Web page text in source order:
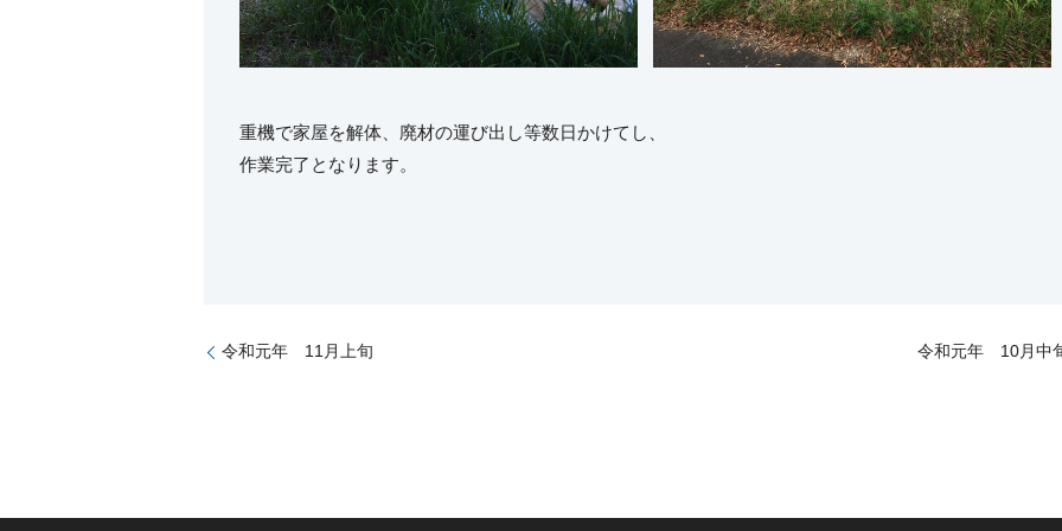
重機で家屋を解体、廃材の運び出し等数日かけてし、
作業完了となります。
令和元年 11月上旬 令和元年 10月中